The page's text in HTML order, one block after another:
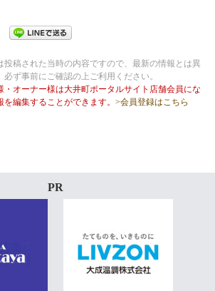
稿された当時の内容ですので、最新の情報とは異
ず事前にご確認の上ご利用ください。
オーナー様は大井町ポータルサイト店舗会員にな
編集することができます。 >会員登録はこちら
PR